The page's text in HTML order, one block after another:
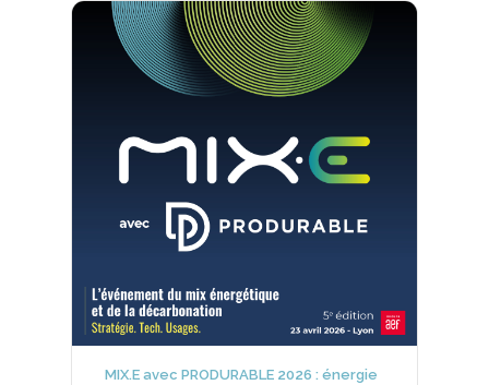
MIX.E avec PRODURABLE 2026 : énergie